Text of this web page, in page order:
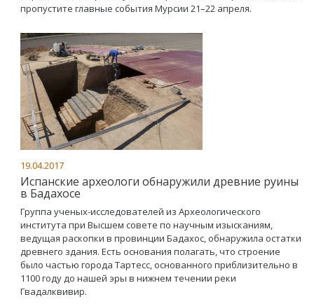
пропустите главные события Мурсии 21–22 апреля.
19.04.2017
Испанские археологи обнаружили древние руины
в Бадахосе
Группа ученых-исследователей из Археологического
института при Высшем совете по научным изысканиям,
ведущая раскопки в провинции Бадахос, обнаружила остатки
древнего здания. Есть основания полагать, что строение
было частью города Тартесс, основанного приблизительно в
1100 году до нашей эры в нижнем течении реки
Гвадалквивир.